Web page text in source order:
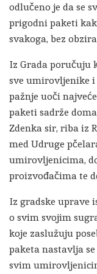
odlučeno je da se
prigodni paketi
svakoga, bez
Iz Grada poručuju
sve umirovljenike
pažnje uoči
paketi sadrže
Zdenka sir, riba iz
med Udruge
umirovljenicima,
proizvođačima te
Iz gradske uprave
o svim svojim
koje zaslužuju
paketa nastavlja
svim